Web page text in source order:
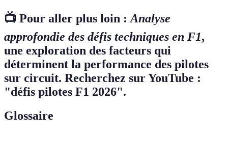
📺 Pour aller plus loin : Analyse
approfondie des défis techniques en F1,
une exploration des facteurs qui
déterminent la performance des pilotes
sur circuit. Recherchez sur YouTube :
"défis pilotes F1 2026".
Glossaire